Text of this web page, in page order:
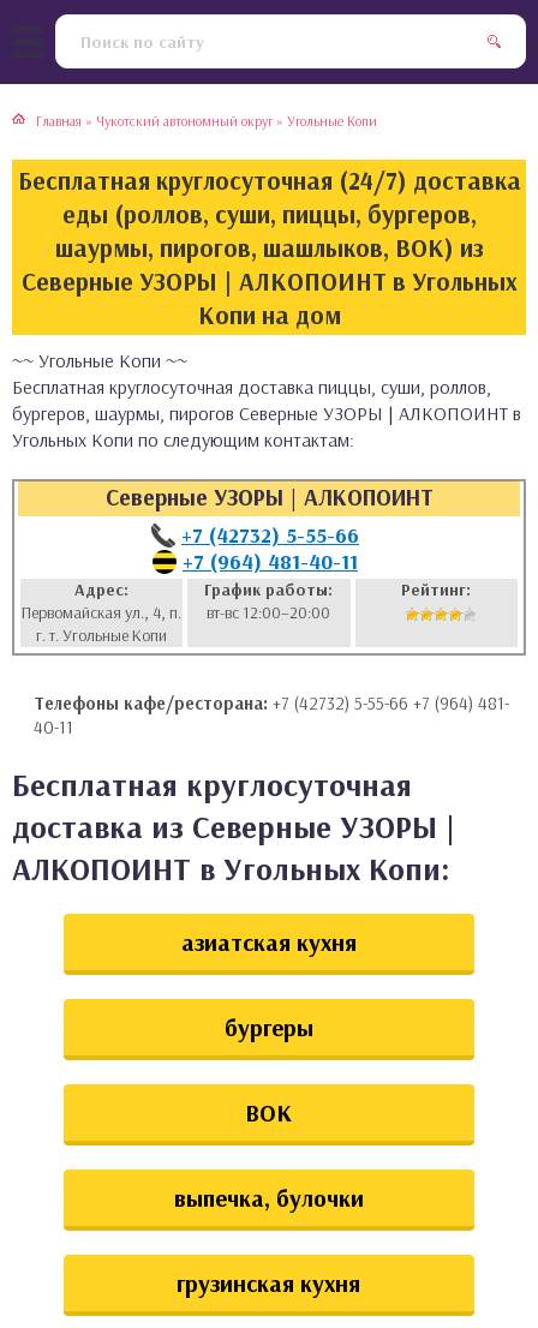
Главная » Чукотский автономный округ » Угольные Копи
Бесплатная круглосуточная (24/7) доставка
еды (роллов, суши, пиццы, бургеров,
шаурмы, пирогов, шашлыков, ВОК) из
Северные УЗОРЫ | АЛКОПОИНТ в Угольных
Копи на дом
~~ Угольные Копи ~~
Бесплатная круглосуточная доставка пиццы, суши, роллов,
бургеров, шаурмы, пирогов Северные УЗОРЫ | АЛКОПОИНТ в
Угольных Копи по следующим контактам:
Северные УЗОРЫ | АЛКОПОИНТ
+7 (42732) 5-55-66
+7 (964) 481-40-11
Адрес:
Первомайская ул., 4, п.
г. т. Угольные Копи
График работы:
вт-вс 12:00–20:00
Рейтинг:
Телефоны кафе/ресторана: +7 (42732) 5-55-66 +7 (964) 481-
40-11
Бесплатная круглосуточная
доставка из Северные УЗОРЫ |
АЛКОПОИНТ в Угольных Копи:
азиатская кухня
бургеры
ВОК
выпечка, булочки
грузинская кухня
кухня
кухня
кухня
кухня
булочки